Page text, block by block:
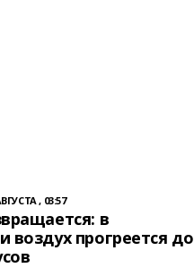
, 03:57
в
воздух прогреется до